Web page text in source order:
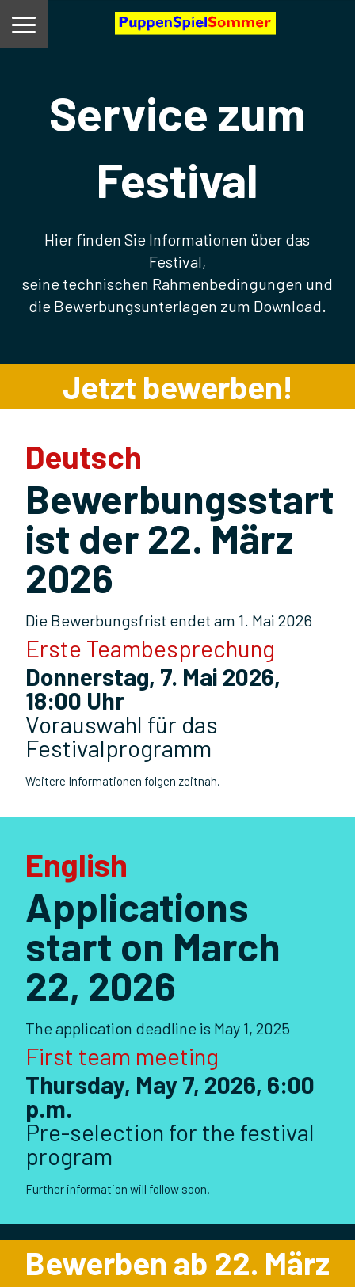
Service zum
Festival
Hier finden Sie Informationen über das
Festival,
seine technischen Rahmenbedingungen und
die Bewerbungsunterlagen zum Download.
Jetzt bewerben!
Deutsch
Bewerbungsstart
ist der 22. März
2026
Die Bewerbungsfrist endet am 1. Mai 2026
Erste Teambesprechung
Donnerstag, 7. Mai 2026,
18:00 Uhr
Vorauswahl für das
Festivalprogramm
Weitere Informationen folgen zeitnah.
English
Applications
start on March
22, 2026
The application deadline is May 1, 2025
First team meeting
Thursday, May 7, 2026, 6:00
p.m.
Pre-selection for the festival
program
Further information will follow soon.
Bewerben ab 22. März